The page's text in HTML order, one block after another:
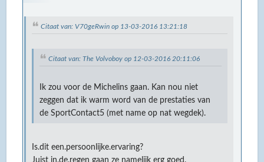
Citaat van: V70geRwin op 13-03-2016 13:21:18
Citaat van: The Volvoboy op 12-03-2016 20:11:06
Ik zou voor de Michelins gaan. Kan nou niet
zeggen dat ik warm word van de prestaties van
de SportContact5 (met name op nat wegdek).
Is.dit een.persoonlijke.ervaring?
Juist in.de.regen gaan ze namelijk erg goed.